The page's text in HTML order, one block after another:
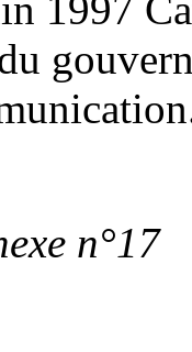
n°17